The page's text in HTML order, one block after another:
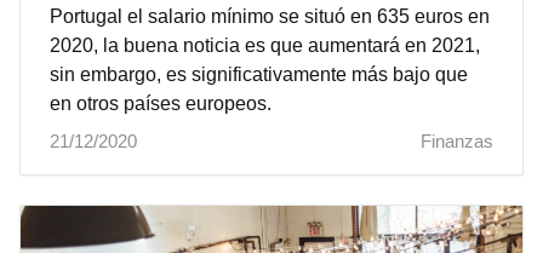
Portugal el salario mínimo se situó en 635 euros en
2020, la buena noticia es que aumentará en 2021,
sin embargo, es significativamente más bajo que
en otros países europeos.
21/12/2020
Finanzas